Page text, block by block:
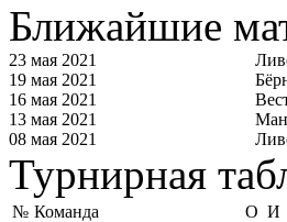
Ближайшие
23 мая 2021
19 мая 2021
16 мая 2021
13 мая 2021
08 мая 2021
Турнирная
№ Команда О И